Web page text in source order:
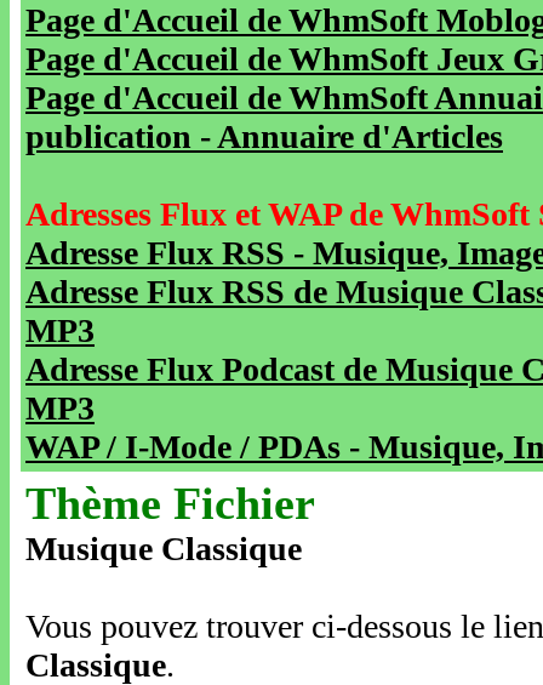
Page d'Accueil de WhmSoft
Page d'Accueil de WhmSoft Jeux
Page d'Accueil de WhmSoft
publication - Annuaire d'Articles
Adresses Flux et WAP de WhmSoft
Adresse Flux RSS - Musique,
Adresse Flux RSS de Musique
MP3
Adresse Flux Podcast de Musique
MP3
WAP / I-Mode / PDAs - Musique,
Thème Fichier
Musique Classique
Vous pouvez trouver ci-dessous le
Classique.